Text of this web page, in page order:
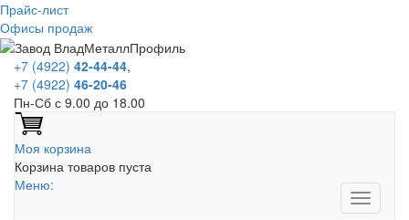
Прайс-лист
Офисы продаж
+7 (4922) 42-44-44,
+7 (4922) 46-20-46
Пн-Сб с 9.00 до 18.00
Моя корзина
Корзина товаров пуста
Меню: